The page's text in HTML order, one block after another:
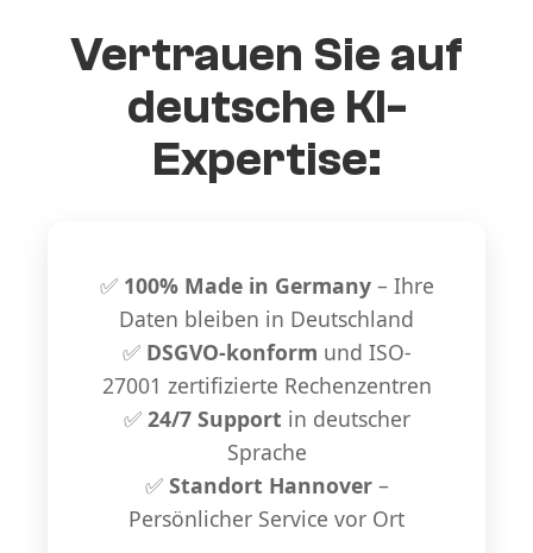
Vertrauen Sie auf
deutsche KI-
Expertise:
✅ 100% Made in Germany– Ihre
Daten bleiben in Deutschland
✅ DSGVO-konform und ISO-
27001 zertifizierte Rechenzentren
✅ 24/7 Support in deutscher
Sprache
✅ Standort Hannover–
Persönlicher Service vor Ort